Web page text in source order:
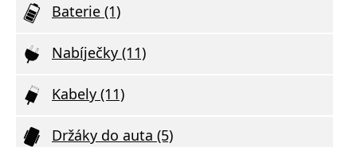
Baterie (1)
Nabíječky (11)
Kabely (11)
Držáky do auta (5)